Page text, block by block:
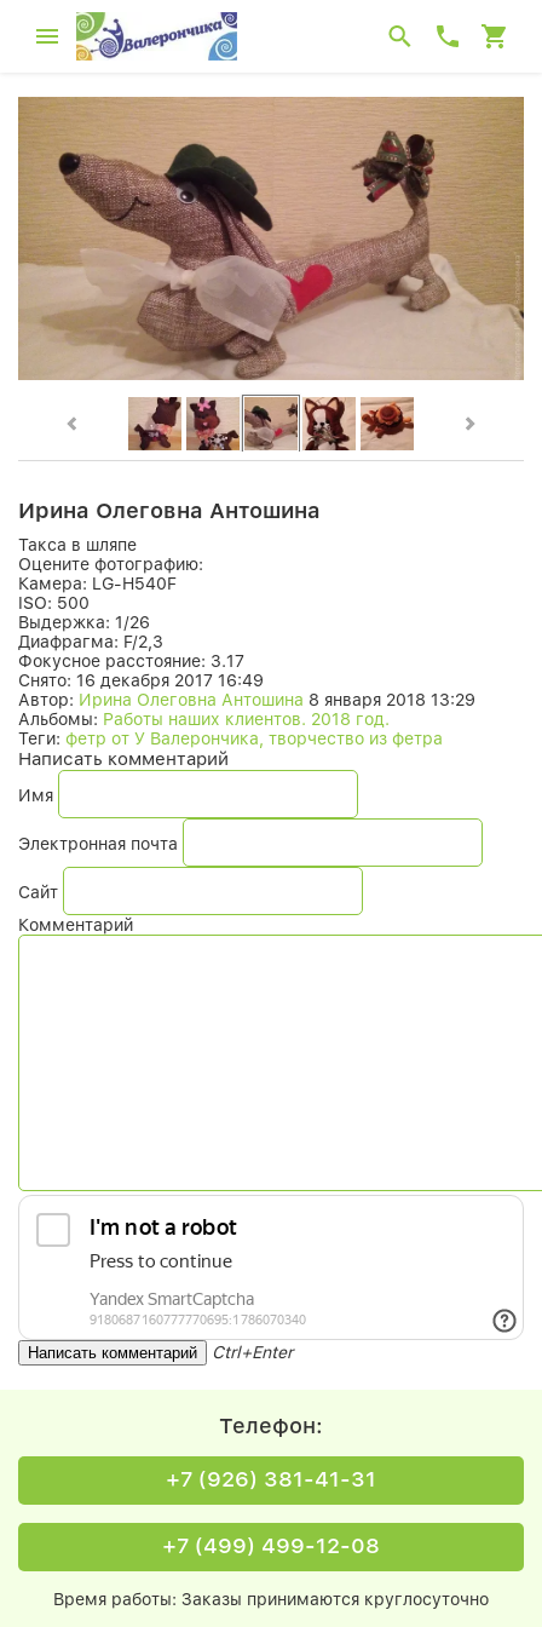
Ирина Олеговна Антошина
Такса в шляпе
Оцените фотографию:
Камера: LG-H540F
ISO: 500
Выдержка: 1/26
Диафрагма: F/2,3
Фокусное расстояние: 3.17
Снято: 16 декабря 2017 16:49
Автор: Ирина Олеговна Антошина 8 января 2018 13:29
Альбомы: Работы наших клиентов. 2018 год.
Теги: фетр от У Валерончика, творчество из фетра
Написать комментарий
Имя
Электронная почта
Сайт
Комментарий
Ctrl+Enter
Телефон:
+7 (926) 381-41-31
+7 (499) 499-12-08
Время работы: Заказы принимаются круглосуточно